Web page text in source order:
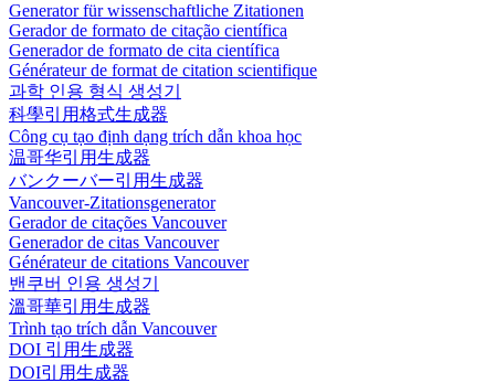
Generator für wissenschaftliche Zitationen
Gerador de formato de citação científica
Generador de formato de cita científica
Générateur de format de citation scientifique
과학 인용 형식 생성기
科學引用格式生成器
Công cụ tạo định dạng trích dẫn khoa học
温哥华引用生成器
バンクーバー引用生成器
Vancouver-Zitationsgenerator
Gerador de citações Vancouver
Generador de citas Vancouver
Générateur de citations Vancouver
밴쿠버 인용 생성기
溫哥華引用生成器
Trình tạo trích dẫn Vancouver
DOI 引用生成器
DOI引用生成器